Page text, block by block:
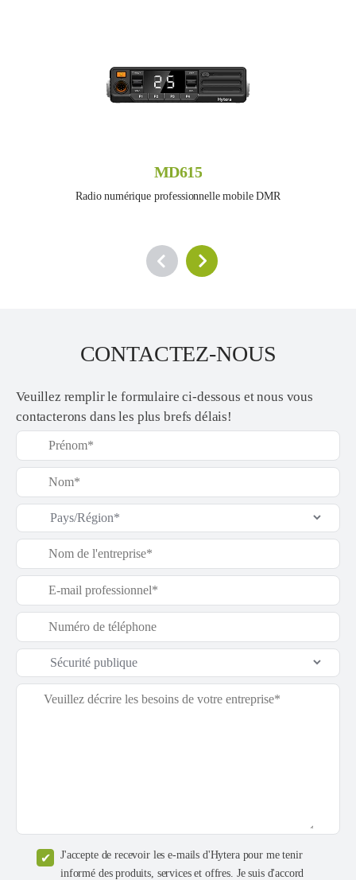
MD615
Radio numérique professionnelle mobile DMR
CONTACTEZ-NOUS
Veuillez remplir le formulaire ci-dessous et nous vous
contacterons dans les plus brefs délais!
J'accepte de recevoir les e-mails d'Hytera pour me tenir
informé des produits, services et offres. Je suis d'accord